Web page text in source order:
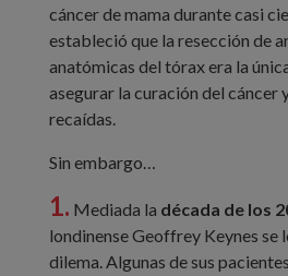
cáncer de mama durante casi
estableció que la resección de
anatómicas del tórax era la
asegurar la curación del cáncer
recaídas.
Sin embargo…
1. Mediada la década de los
londinense Geoffrey Keynes se
dilema. Algunas de sus